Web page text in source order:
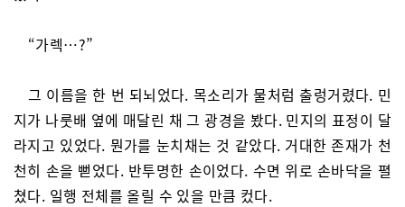
“가렉…?”
그 이름을 한 번 되뇌었다. 목소리가 물처럼 출렁거렸다. 민
지가 나룻배 옆에 매달린 채 그 광경을 봤다. 민지의 표정이 달
라지고 있었다. 뭔가를 눈치채는 것 같았다. 거대한 존재가 천
천히 손을 뻗었다. 반투명한 손이었다. 수면 위로 손바닥을 펼
쳤다. 일행 전체를 올릴 수 있을 만큼 컸다.